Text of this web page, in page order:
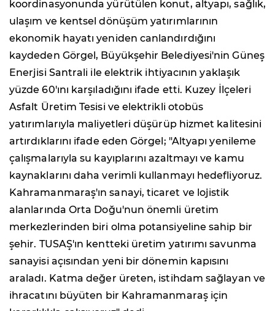
koordinasyonunda yürütülen konut, altyapı, sağlık,
ulaşım ve kentsel dönüşüm yatırımlarının
ekonomik hayatı yeniden canlandırdığını
kaydeden Görgel, Büyükşehir Belediyesi'nin Güneş
Enerjisi Santrali ile elektrik ihtiyacının yaklaşık
yüzde 60'ını karşıladığını ifade etti. Kuzey İlçeleri
Asfalt Üretim Tesisi ve elektrikli otobüs
yatırımlarıyla maliyetleri düşürüp hizmet kalitesini
artırdıklarını ifade eden Görgel; "Altyapı yenileme
çalışmalarıyla su kayıplarını azaltmayı ve kamu
kaynaklarını daha verimli kullanmayı hedefliyoruz.
Kahramanmaraş'ın sanayi, ticaret ve lojistik
alanlarında Orta Doğu'nun önemli üretim
merkezlerinden biri olma potansiyeline sahip bir
şehir. TUSAŞ'ın kentteki üretim yatırımı savunma
sanayisi açısından yeni bir dönemin kapısını
araladı. Katma değer üreten, istihdam sağlayan ve
ihracatını büyüten bir Kahramanmaraş için